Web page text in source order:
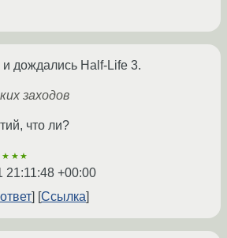
дождались Half-Life 3.
заходов
что ли?
21:11:48 +00:00
Ссылка